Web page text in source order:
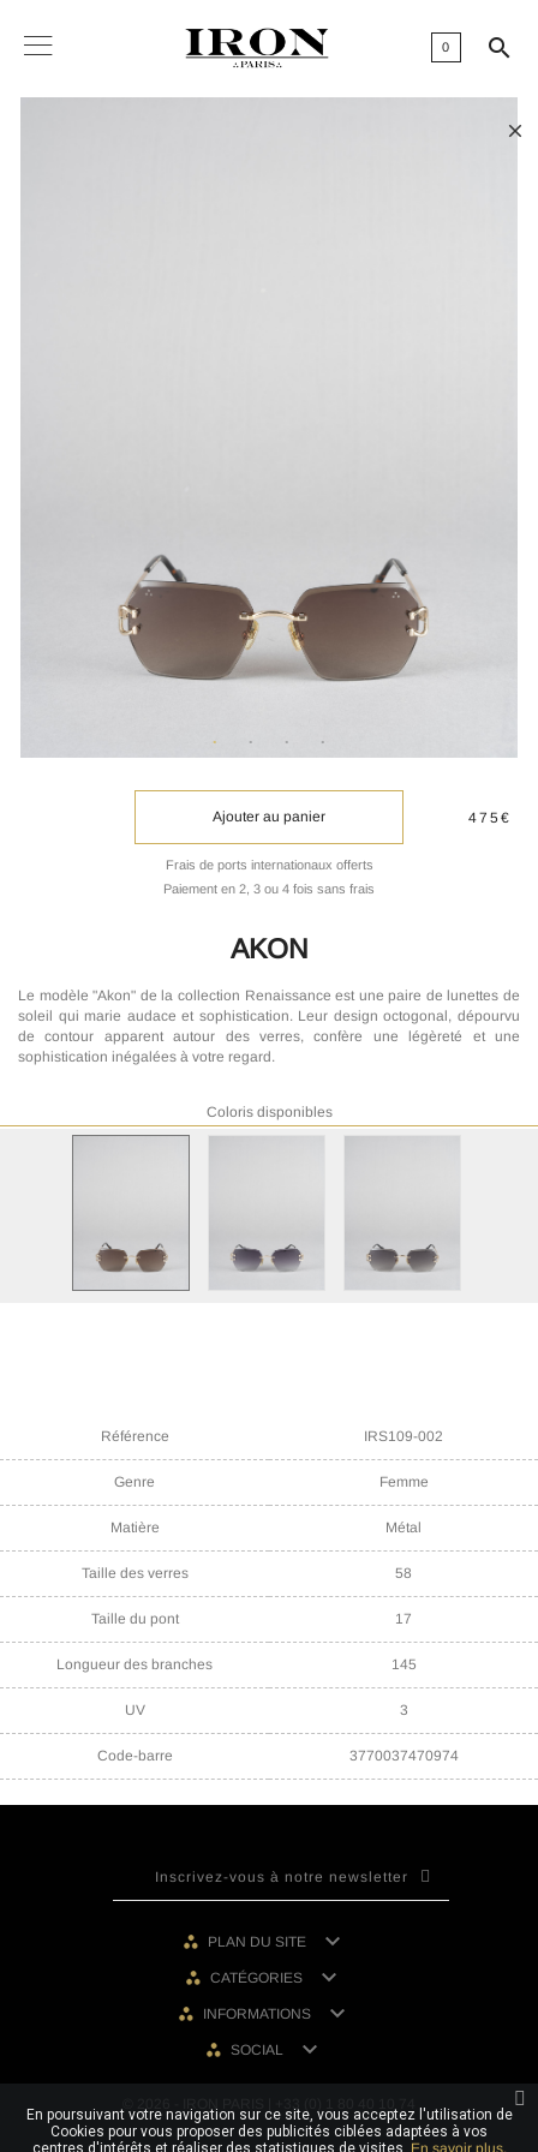
0 

Ajouter au panier
Frais de ports internationaux offerts
Paiement en 2, 3 ou 4 fois sans frais
475€
AKON
Le modèle "Akon" de la collection Renaissance est une paire de lunettes de
soleil qui marie audace et sophistication. Leur design octogonal, dépourvu
de contour apparent autour des verres, confère une légèreté et une
sophistication inégalées à votre regard.
Coloris disponibles
Référence IRS109-002
Genre Femme
Matière Métal
Taille des verres 58
Taille du pont 17
Longueur des branches 145
UV 3
Code-barre 3770037470974
PLAN DU SITE 
CATÉGORIES 
INFORMATIONS 
SOCIAL 
En poursuivant votre navigation sur ce site, vous acceptez l'utilisation de
Cookies pour vous proposer des publicités ciblées adaptées à vos
centres d'intérêts et réaliser des statistiques de visites. En savoir plus.